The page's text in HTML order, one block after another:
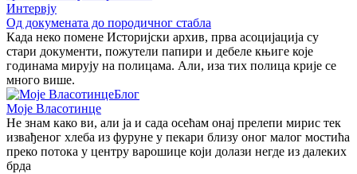
Интервју
Од докумената до породичног стабла
Када неко помене Историјски архив, прва асоцијација су
стари документи, пожутели папири и дебеле књиге које
годинама мирују на полицама. Али, иза тих полица крије се
много више.
Блог
Моје Власотинце
Не знам како ви, али ја и сада осећам онај прелепи мирис тек
извађеног хлеба из фуруне у пекари близу оног малог мостића
преко потока у центру варошице који долази негде из далеких
брда